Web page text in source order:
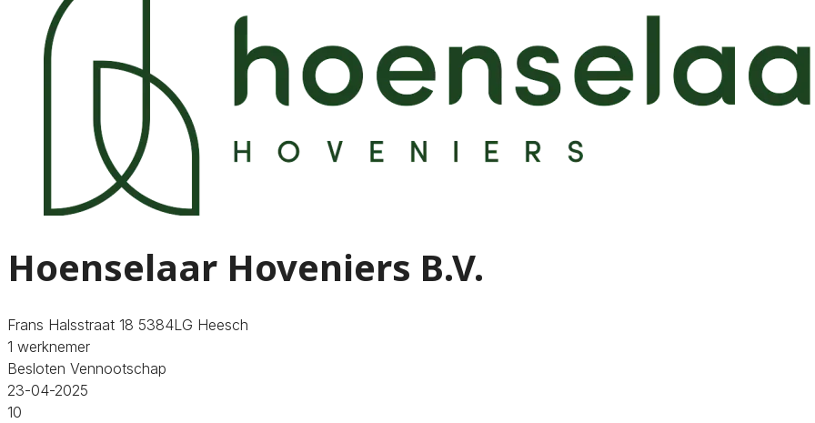
Hoenselaar Hoveniers B.V.
Frans Halsstraat 18 5384LG Heesch
1 werknemer
Besloten Vennootschap
23-04-2025
10